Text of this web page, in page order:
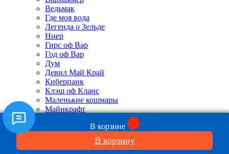
В корзине
В корзину
Ведьмак
Где моя вода
Легенда о Зельде
Ниер
Гирс оф Вар
Год оф Вар
Дум
Девил Май Край
Киберпанк
Клэш оф Кланс
Маленькие кошмары
Майнкрафт
Масс Эффект
Мортал Комбат